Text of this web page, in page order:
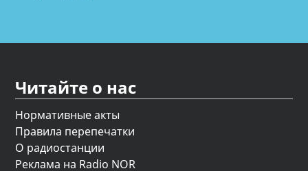
Читайте о нас
Нормативные акты
Правила перепечатки
О радиостанции
Реклама на Radio NOR